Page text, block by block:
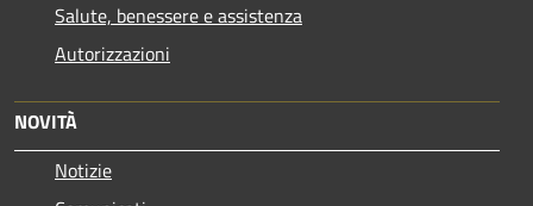
Salute, benessere e assistenza
Autorizzazioni
NOVITÀ
Notizie